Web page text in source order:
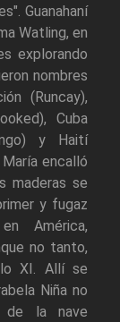
Guanahaní
Watling, en
explorando
nombres
(Runcay),
Cuba
y Haití
encalló
maderas se
y fugaz
América,
no tanto,
XI. Allí se
Niña no
de la nave